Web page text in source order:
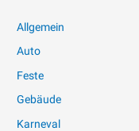
Allgemein
Auto
Feste
Gebäude
Karneval